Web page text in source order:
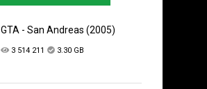
GTA - San Andreas (2005)
3 514 211 3.30 GB